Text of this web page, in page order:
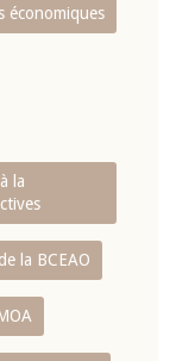
économiques
la
la BCEAO